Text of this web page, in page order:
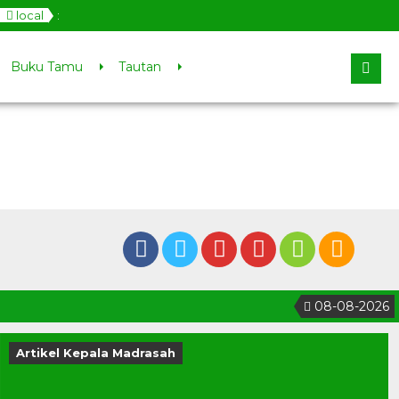
local :
Buku Tamu Tautan
08-08-2026
Artikel Kepala Madrasah